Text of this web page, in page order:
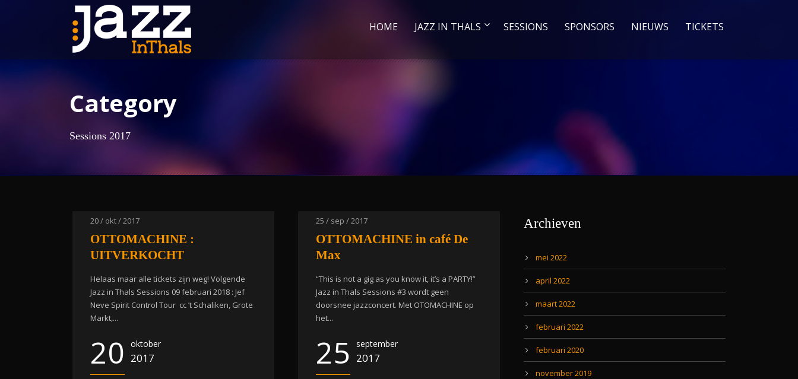
HOME JAZZ IN THALS SESSIONS SPONSORS NIEUWS TICKETS
Category
Sessions 2017
20 / okt / 2017
OTTOMACHINE :
UITVERKOCHT
Helaas maar alle tickets zijn weg! Volgende
Jazz in Thals Sessions 09 februari 2018 : Jef
Neve Spirit Control Tour cc ’t Schaliken, Grote
Markt,...
20 oktober
2017
25 / sep / 2017
OTTOMACHINE in café De
Max
“This is not a gig as you know it, it’s a PARTY!”
Jazz in Thals Sessions #3 wordt geen
doorsnee jazzconcert. Met OTOMACHINE op
het...
25 september
2017
Archieven
mei 2022
april 2022
maart 2022
februari 2022
februari 2020
november 2019